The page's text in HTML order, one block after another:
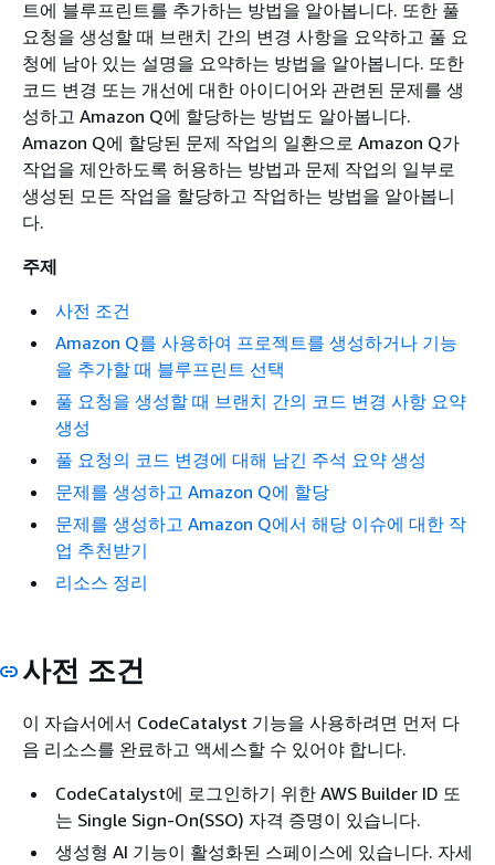
트에 블루프린트를 추가하는 방법을 알아봅니다. 또한 풀
요청을 생성할 때 브랜치 간의 변경 사항을 요약하고 풀 요
청에 남아 있는 설명을 요약하는 방법을 알아봅니다. 또한
코드 변경 또는 개선에 대한 아이디어와 관련된 문제를 생
성하고 Amazon Q에 할당하는 방법도 알아봅니다.
Amazon Q에 할당된 문제 작업의 일환으로 Amazon Q가
작업을 제안하도록 허용하는 방법과 문제 작업의 일부로
생성된 모든 작업을 할당하고 작업하는 방법을 알아봅니
다.
주제
사전 조건
Amazon Q를 사용하여 프로젝트를 생성하거나 기능
을 추가할 때 블루프린트 선택
풀 요청을 생성할 때 브랜치 간의 코드 변경 사항 요약
생성
풀 요청의 코드 변경에 대해 남긴 주석 요약 생성
문제를 생성하고 Amazon Q에 할당
문제를 생성하고 Amazon Q에서 해당 이슈에 대한 작
업 추천받기
리소스 정리
사전 조건
이 자습서에서 CodeCatalyst 기능을 사용하려면 먼저 다
음 리소스를 완료하고 액세스할 수 있어야 합니다.
CodeCatalyst에 로그인하기 위한 AWS Builder ID 또
는 Single Sign-On(SSO) 자격 증명이 있습니다.
생성형 AI 기능이 활성화된 스페이스에 있습니다. 자세